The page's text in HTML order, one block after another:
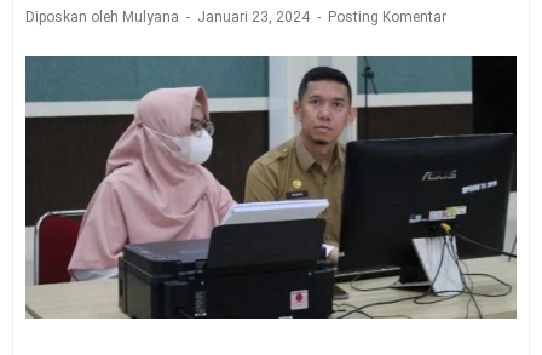
Diposkan oleh Mulyana Januari 23, 2024 Posting Komentar